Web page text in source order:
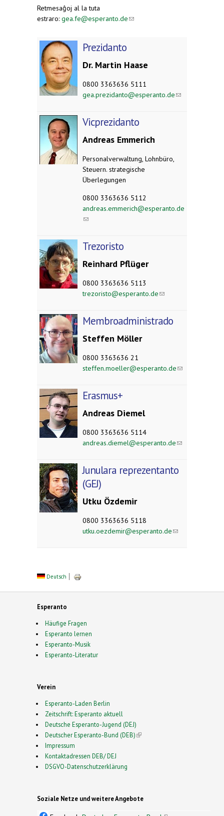
Retmesaĝoj al la tuta
estraro: gea.fe@esperanto.de(link sends e-mail)
Prezidanto
Dr. Martin Haase
0800 3363636 5111
gea.prezidanto@esperanto.de(link
Vicprezidanto
Andreas Emmerich
Personalverwaltung, Lohnbüro,
Steuern. strategische
Überlegungen
0800 3363636 5112
andreas.emmerich@esperanto.de
(link sends e-mail)
Trezoristo
Reinhard Pflüger
0800 3363636 5113
trezoristo@esperanto.de(link
Membroadministrado
Steffen Möller
0800 3363636 21
steffen.moeller@esperanto.de(link
Erasmus+
Andreas Diemel
0800 3363636 5114
andreas.diemel@esperanto.de(link
mail)
Junulara reprezentanto
(GEJ)
Utku Özdemir
0800 3363636 5118
utku.oezdemir@esperanto.de(link
Deutsch
Esperanto
Häufige Fragen
Esperanto lernen
Esperanto-Musik
Esperanto-Literatur
Verein
Esperanto-Laden Berlin
Zeitschrift: Esperanto aktuell
Deutsche Esperanto-Jugend (DEJ)
Deutscher Esperanto-Bund (DEB)(link is external)
Impressum
Kontaktadressen DEB/ DEJ
DSGVO-Datenschutzerklärung
Soziale Netze und weitere Angebote